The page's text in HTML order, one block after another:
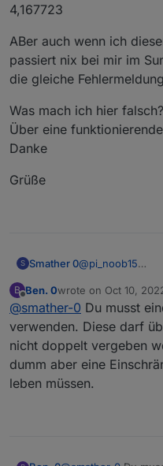
4,167723
ABer auch wenn ich
passiert nix bei mir im
die gleiche
Was mach ich hier falsch?
Über eine
Danke
Grüße
S Smather 0@pi_noob15
ich habe mir
Allerdings
SMA Portal:
Diese Meldung
sehe ich auch
Welche
es funktioniert?
Meine sind wie
B
Offline
Ben. 0wrote on Oct 10,
last edited by
@smather-0 Du musst
verwenden. Diese darf
nicht doppelt vergeben
dumm aber eine
leben müssen.